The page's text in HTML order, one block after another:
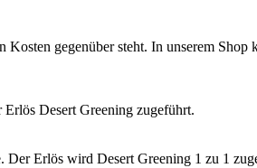
gegenüber steht. In unserem
Desert Greening zugeführt.
Der Erlös wird Desert Greening 1 zu 1